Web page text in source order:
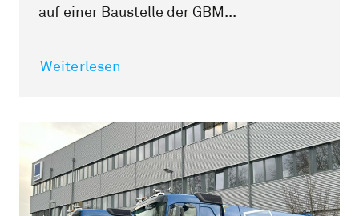
auf einer Baustelle der GBM...
Weiterlesen